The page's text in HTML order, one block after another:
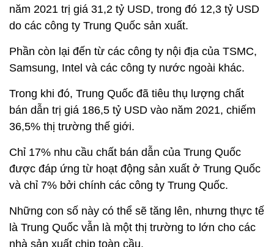
năm 2021 trị giá 31,2 tỷ USD, trong đó 12,3 tỷ USD
do các công ty Trung Quốc sản xuất.
Phần còn lại đến từ các công ty nội địa của TSMC,
Samsung, Intel và các công ty nước ngoài khác.
Trong khi đó, Trung Quốc đã tiêu thụ lượng chất
bán dẫn trị giá 186,5 tỷ USD vào năm 2021, chiếm
36,5% thị trường thế giới.
Chỉ 17% nhu cầu chất bán dẫn của Trung Quốc
được đáp ứng từ hoạt động sản xuất ở Trung Quốc
và chỉ 7% bởi chính các công ty Trung Quốc.
Những con số này có thể sẽ tăng lên, nhưng thực tế
là Trung Quốc vẫn là một thị trường to lớn cho các
nhà sản xuất chip toàn cầu.